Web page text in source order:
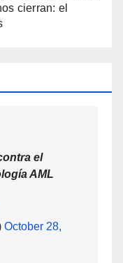
cierran: el
el
AML
October 28,